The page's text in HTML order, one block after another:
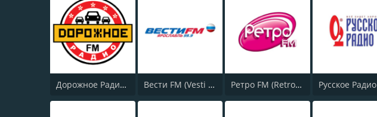
Дорожное Радио (Dorojnoe Radio) Вести FM (Vesti FM) Ретро FM (Retro FM) Русское Радио